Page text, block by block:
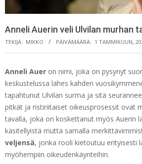
Anneli Auerin veli Ulvilan murhan
TEKIJÄ: MIKKO PÄIVÄMÄÄRÄ: 1 TAMMIKUUN,
Anneli Auer on nimi, joka on pysynyt
keskustelussa lähes kahden
tapahtunut Ulvilan surma ja sitä
pitkät ja ristiriitaiset oikeusprosessit ovat
tavalla, joka on koskettanut myös Auerin
käsitellyistä mutta samalla
veljensä, jonka rooli kietoutuu erityisesti
myöhempiin oikeudenkäynteihin.